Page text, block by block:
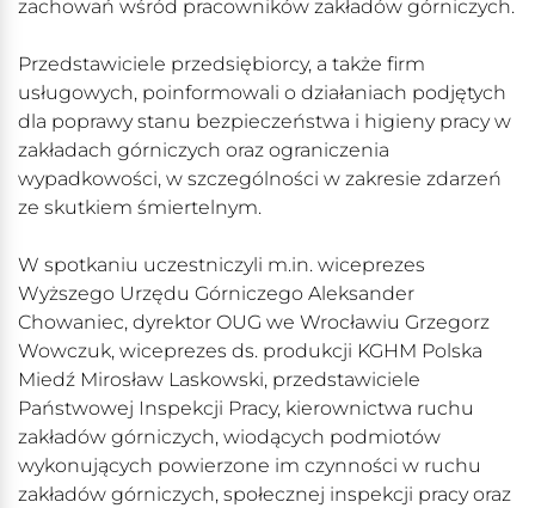
zachowań wśród pracowników zakładów górniczych.
Przedstawiciele przedsiębiorcy, a także firm
usługowych, poinformowali o działaniach podjętych
dla poprawy stanu bezpieczeństwa i higieny pracy w
zakładach górniczych oraz ograniczenia
wypadkowości, w szczególności w zakresie zdarzeń
ze skutkiem śmiertelnym.
W spotkaniu uczestniczyli m.in. wiceprezes
Wyższego Urzędu Górniczego Aleksander
Chowaniec, dyrektor OUG we Wrocławiu Grzegorz
Wowczuk, wiceprezes ds. produkcji KGHM Polska
Miedź Mirosław Laskowski, przedstawiciele
Państwowej Inspekcji Pracy, kierownictwa ruchu
zakładów górniczych, wiodących podmiotów
wykonujących powierzone im czynności w ruchu
zakładów górniczych, społecznej inspekcji pracy oraz